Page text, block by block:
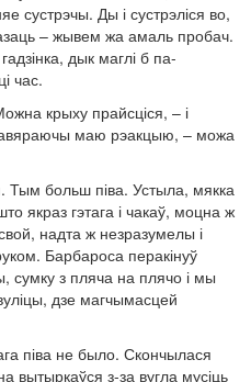
сустрэчы. Ды і сустрэліся во,
– жывем жа амаль пробач.
дык маглі б па-
час.
крыху прайсціся, – і
маю рэакцыю, – можа
больш піва. Устыла, мякка
якраз гэтага і чакаў, моцна ж
надта ж незразумелы і
Барбароса перакінуў
сумку з пляча на плячо і мы
дзе магчымасцей
піва не было. Скончылася
вытыркаўся з-за вугла мусіць